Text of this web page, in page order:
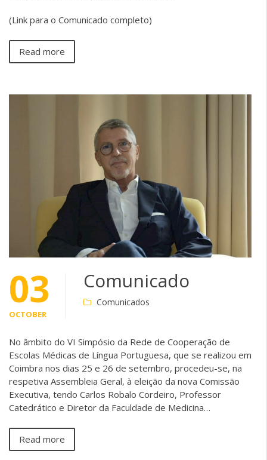
(Link para o Comunicado completo)
Read more
03
OCTOBER
Comunicado
Comunicados
No âmbito do VI Simpósio da Rede de Cooperação de
Escolas Médicas de Língua Portuguesa, que se realizou em
Coimbra nos dias 25 e 26 de setembro, procedeu-se, na
respetiva Assembleia Geral, à eleição da nova Comissão
Executiva, tendo Carlos Robalo Cordeiro, Professor
Catedrático e Diretor da Faculdade de Medicina…
Read more